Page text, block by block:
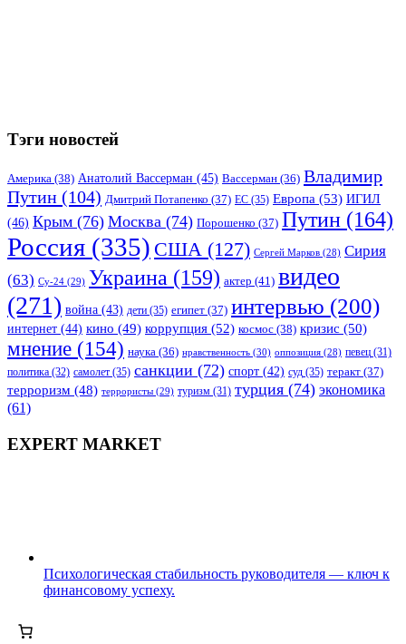
Тэги новостей
Америка (38) Анатолий Вассерман (45) Вассерман (36) Владимир
Путин (104) Дмитрий Потапенко (37) ЕС (35) Европа (53) ИГИЛ
(46) Крым (76) Москва (74) Порошенко (37) Путин (164)
Россия (335) США (127) Сергей Марков (28) Сирия
(63) Су-24 (29) Украина (159) актер (41) видео
(271) война (43) дети (35) египет (37) интервью (200)
интернет (44) кино (49) коррупция (52) космос (38) кризис (50)
мнение (154) наука (36) нравственность (30) оппозиция (28) певец (31)
политика (32) самолет (35) санкции (72) спорт (42) суд (35) теракт (37)
терроризм (48) террористы (29) туризм (31) турция (74) экономика
(61)
EXPERT MARKET
Психологическая стабильность руководителя — ключ к
финансовому успеху.